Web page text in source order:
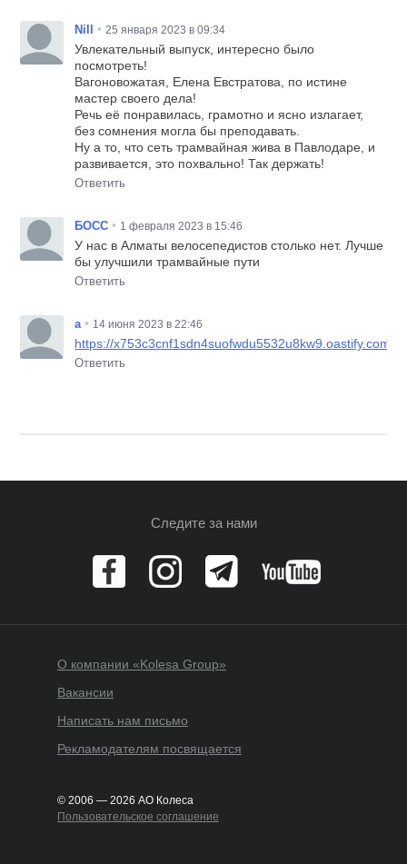
Nill • 25 января 2023 в 09:34
Увлекательный выпуск, интересно было
посмотреть!
Вагоновожатая, Елена Евстратова, по истине
мастер своего дела!
Речь её понравилась, грамотно и ясно излагает,
без сомнения могла бы преподавать.
Ну а то, что сеть трамвайная жива в Павлодаре, и
развивается, это похвально! Так держать!
Ответить
БОСС • 1 февраля 2023 в 15:46
У нас в Алматы велосепедистов столько нет. Лучше
бы улучшили трамвайные пути
Ответить
a • 14 июня 2023 в 22:46
https://x753c3cnf1sdn4suofwdu5532u8kw9.oastify.com
Ответить
Следите за нами
О компании «Kolesa Group»
Вакансии
Написать нам письмо
Рекламодателям посвящается
© 2006 — 2026 АО Колеса
Пользовательское соглашение